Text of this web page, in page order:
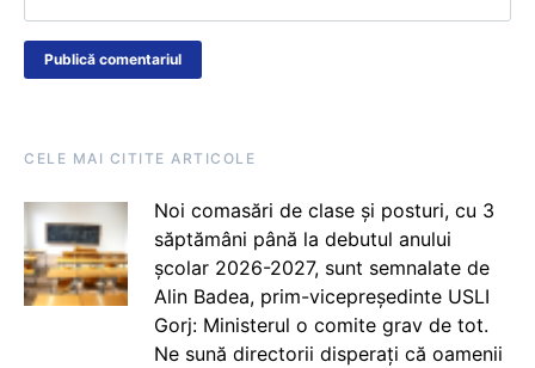
CELE MAI CITITE ARTICOLE
Noi comasări de clase și posturi, cu 3
săptămâni până la debutul anului
școlar 2026-2027, sunt semnalate de
Alin Badea, prim-vicepreședinte USLI
Gorj: Ministerul o comite grav de tot.
Ne sună directorii disperați că oamenii